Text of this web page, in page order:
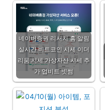
네이버증권 리서치 홈 알림
실시간 비트코인 시세 이더
리움 시세 가상자산 시세 추
가 업비트 빗썸